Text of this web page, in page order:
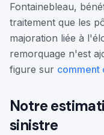
Fontainebleau,
traitement que les
majoration liée à
remorquage n'est
figure sur comment
Notre
sinistre